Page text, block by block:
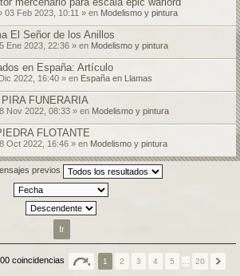
03 Feb 2023, 10:11 » en Modelismo y pintura
El Señor de los Anillos
Ene 2023, 22:36 » en Modelismo y pintura
en España: Artículo
2022, 16:40 » en España en Llamas
FUNERARIA
Nov 2022, 08:33 » en Modelismo y pintura
FLOTANTE
Oct 2022, 16:46 » en Modelismo y pintura
previos
coincidencias 1 2 3 4 5 20